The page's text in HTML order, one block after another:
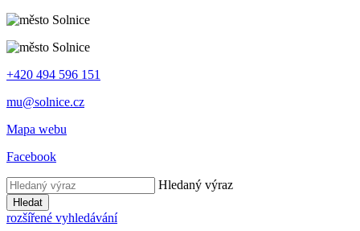
+420 494 596 151
mu@solnice.cz
Mapa webu
Facebook
Hledaný výraz
Hledat
rozšířené vyhledávání